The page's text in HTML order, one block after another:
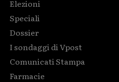
Elezioni
Speciali
Dossier
I sondaggi di Vpost
Comunicati Stampa
Farmacie